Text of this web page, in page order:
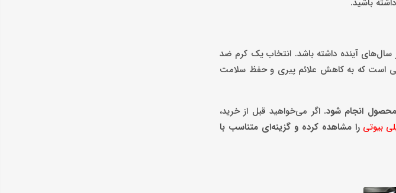
باشید.
و شادابی آن در سال‌های آینده داشته باشد. انتخاب یک کرم ضد
است که به کاهش علائم پیری و حفظ سلامت
انجام شود. اگر می‌خواهید قبل از خرید،
بیوتی را مشاهده کرده و گزینه‌ای متناسب با